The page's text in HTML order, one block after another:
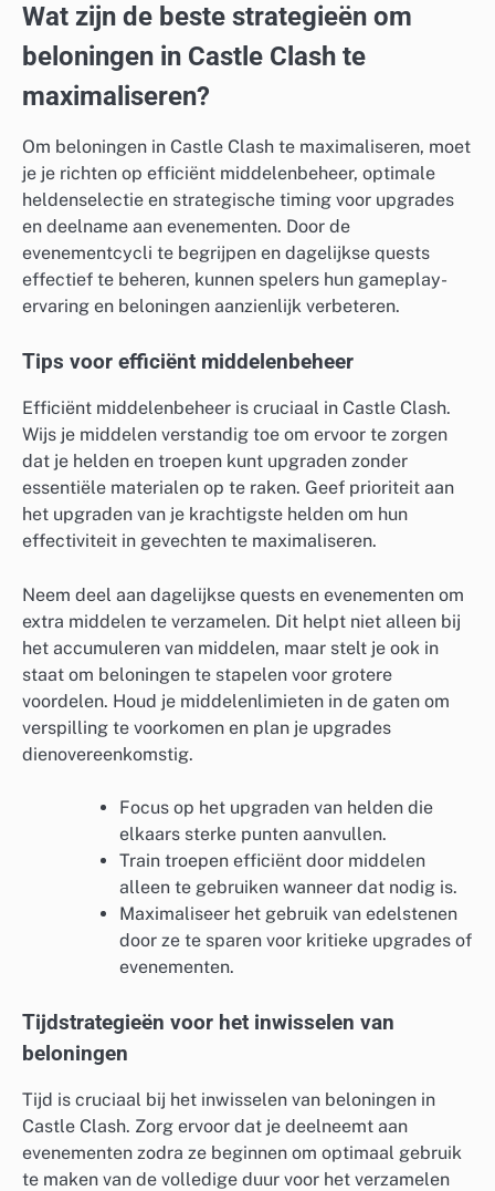
Wat zijn de beste strategieën om
beloningen in Castle Clash te
maximaliseren?
Om beloningen in Castle Clash te maximaliseren, moet
je je richten op efficiënt middelenbeheer, optimale
heldenselectie en strategische timing voor upgrades
en deelname aan evenementen. Door de
evenementcycli te begrijpen en dagelijkse quests
effectief te beheren, kunnen spelers hun gameplay-
ervaring en beloningen aanzienlijk verbeteren.
Tips voor efficiënt middelenbeheer
Efficiënt middelenbeheer is cruciaal in Castle Clash.
Wijs je middelen verstandig toe om ervoor te zorgen
dat je helden en troepen kunt upgraden zonder
essentiële materialen op te raken. Geef prioriteit aan
het upgraden van je krachtigste helden om hun
effectiviteit in gevechten te maximaliseren.
Neem deel aan dagelijkse quests en evenementen om
extra middelen te verzamelen. Dit helpt niet alleen bij
het accumuleren van middelen, maar stelt je ook in
staat om beloningen te stapelen voor grotere
voordelen. Houd je middelenlimieten in de gaten om
verspilling te voorkomen en plan je upgrades
dienovereenkomstig.
Focus op het upgraden van helden die
elkaars sterke punten aanvullen.
Train troepen efficiënt door middelen
alleen te gebruiken wanneer dat nodig is.
Maximaliseer het gebruik van edelstenen
door ze te sparen voor kritieke upgrades of
evenementen.
Tijdstrategieën voor het inwisselen van
beloningen
Tijd is cruciaal bij het inwisselen van beloningen in
Castle Clash. Zorg ervoor dat je deelneemt aan
evenementen zodra ze beginnen om optimaal gebruik
te maken van de volledige duur voor het verzamelen